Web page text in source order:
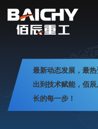
最新动态发展，最
出到技术赋能，佰
长的每一步！